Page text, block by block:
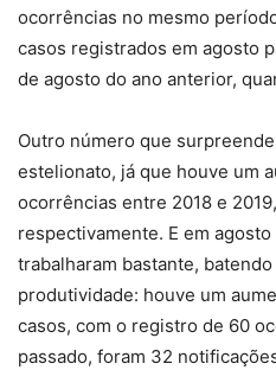
ocorrências no mesmo
casos registrados em agosto
de agosto do ano anterior,
Outro número que
estelionato, já que houve um
ocorrências entre 2018 e
respectivamente. E em agosto
trabalharam bastante,
produtividade: houve um
casos, com o registro de 60
passado, foram 32